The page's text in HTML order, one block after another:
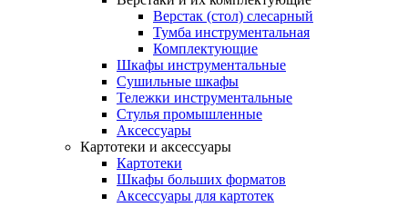
Верстак (стол) слесарный
Тумба инструментальная
Комплектующие
Шкафы инструментальные
Сушильные шкафы
Тележки инструментальные
Стулья промышленные
Аксессуары
Картотеки и аксессуары
Картотеки
Шкафы больших форматов
Аксессуары для картотек